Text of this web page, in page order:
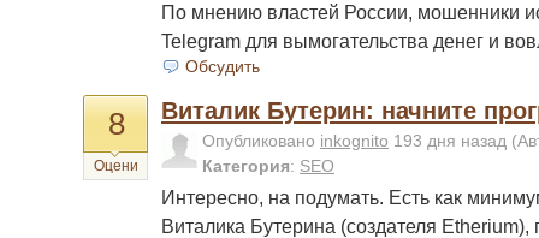
По мнению властей России, мошенники
Telegram для вымогательства денег и
Обсудить
8
Оцени
Виталик Бутерин: начните
Опубликовано inkognito 193 дня назад
Категория: SEO
Интересно, на подумать. Есть как
Виталика Бутерина (создателя Etherium),